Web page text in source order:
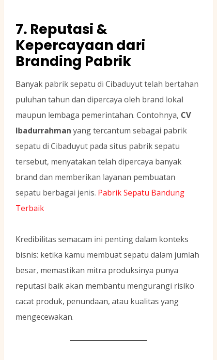
7. Reputasi &
Kepercayaan dari
Branding Pabrik
Banyak pabrik sepatu di Cibaduyut telah bertahan
puluhan tahun dan dipercaya oleh brand lokal
maupun lembaga pemerintahan. Contohnya, CV
Ibadurrahman yang tercantum sebagai pabrik
sepatu di Cibaduyut pada situs pabrik sepatu
tersebut, menyatakan telah dipercaya banyak
brand dan memberikan layanan pembuatan
sepatu berbagai jenis. Pabrik Sepatu Bandung
Terbaik
Kredibilitas semacam ini penting dalam konteks
bisnis: ketika kamu membuat sepatu dalam jumlah
besar, memastikan mitra produksinya punya
reputasi baik akan membantu mengurangi risiko
cacat produk, penundaan, atau kualitas yang
mengecewakan.